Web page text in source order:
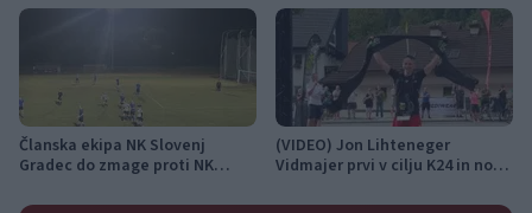
Open
Članska ekipa NK Slovenj
Gradec do zmage proti NK
(VIDEO) Jon Lihteneger
Vidmajer prvi v cilju K24 in novi